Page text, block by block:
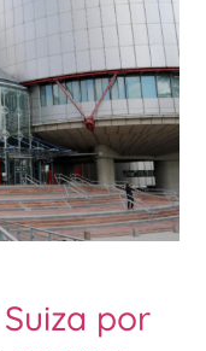
por